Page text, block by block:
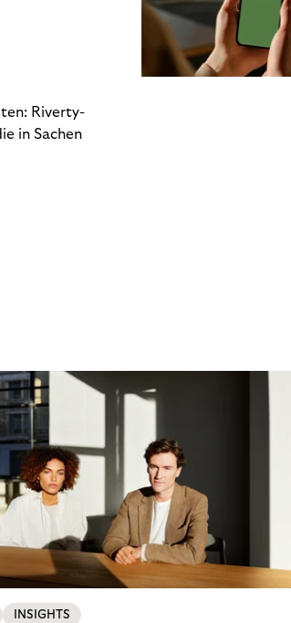
Riverty-
in Sachen
INSIGHTS